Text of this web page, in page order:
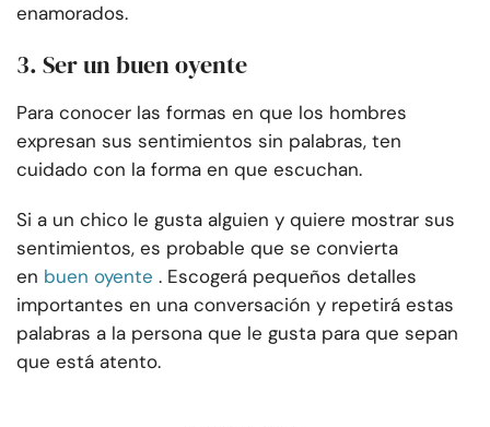
enamorados.
3. Ser un buen oyente
Para conocer las formas en que los hombres
expresan sus sentimientos sin palabras, ten
cuidado con la forma en que escuchan.
Si a un chico le gusta alguien y quiere mostrar sus
sentimientos, es probable que se convierta
en buen oyente . Escogerá pequeños detalles
importantes en una conversación y repetirá estas
palabras a la persona que le gusta para que sepan
que está atento.